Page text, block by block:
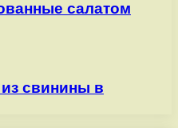
салатом
свинины в